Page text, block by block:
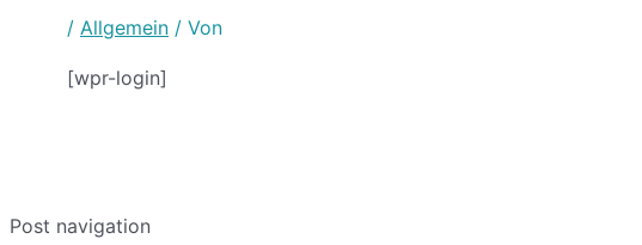
/ Allgemein / Von
[wpr-login]
Post navigation